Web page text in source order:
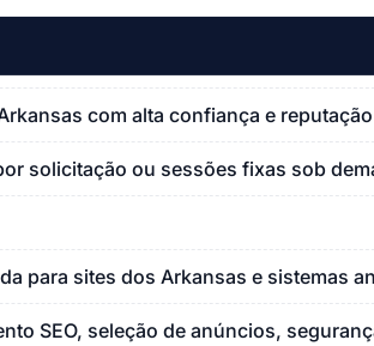
com alta confiança e reputação
solicitação ou sessões fixas sob
para sites dos Arkansas e sistemas
SEO, seleção de anúncios,